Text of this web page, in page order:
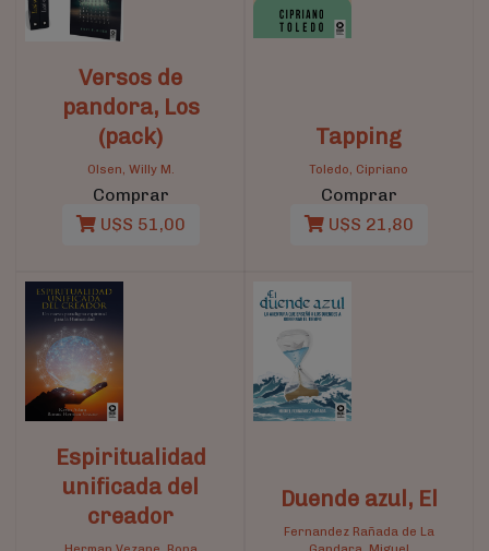
Versos de
pandora, Los
(pack)
Olsen, Willy M.
Comprar
U$S 51,00
Tapping
Toledo, Cipriano
Comprar
U$S 21,80
Espiritualidad
unificada del
creador
Duende azul, El
Fernandez Rañada de La